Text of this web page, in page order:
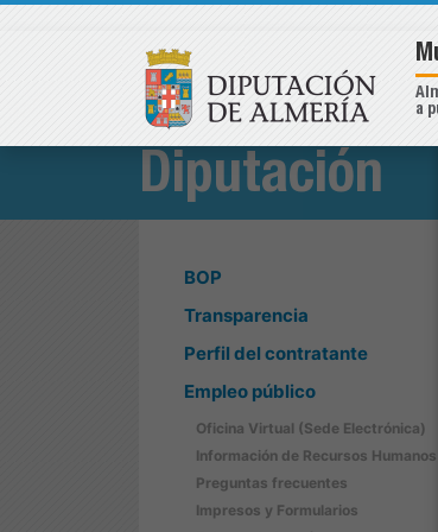
Diputación
BOP
Transparencia
Perfil del contratante
Empleo público
Oficina Virtual (Sede Electrónica)
Información de Recursos Humanos
Preguntas frecuentes
Impresos y Formularios
a